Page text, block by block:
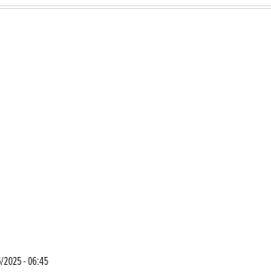
2025 - 06:45